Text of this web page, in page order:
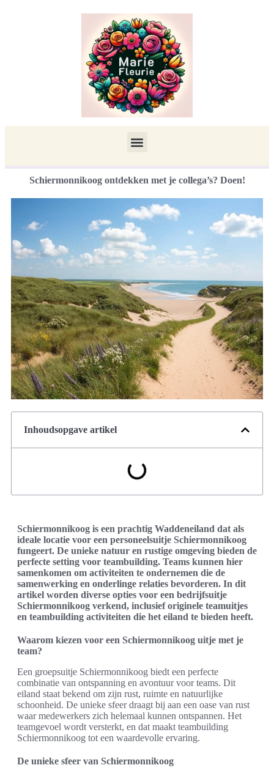
Schiermonnikoog ontdekken met je collega’s? Doen!
Inhoudsopgave artikel
Schiermonnikoog is een prachtig Waddeneiland dat als
ideale locatie voor een personeelsuitje Schiermonnikoog
fungeert. De unieke natuur en rustige omgeving bieden de
perfecte setting voor teambuilding. Teams kunnen hier
samenkomen om activiteiten te ondernemen die de
samenwerking en onderlinge relaties bevorderen. In dit
artikel worden diverse opties voor een bedrijfsuitje
Schiermonnikoog verkend, inclusief originele teamuitjes
en teambuilding activiteiten die het eiland te bieden heeft.
Waarom kiezen voor een Schiermonnikoog uitje met je
team?
Een groepsuitje Schiermonnikoog biedt een perfecte
combinatie van ontspanning en avontuur voor teams. Dit
eiland staat bekend om zijn rust, ruimte en natuurlijke
schoonheid. De unieke sfeer draagt bij aan een oase van rust
waar medewerkers zich helemaal kunnen ontspannen. Het
teamgevoel wordt versterkt, en dat maakt teambuilding
Schiermonnikoog tot een waardevolle ervaring.
De unieke sfeer van Schiermonnikoog